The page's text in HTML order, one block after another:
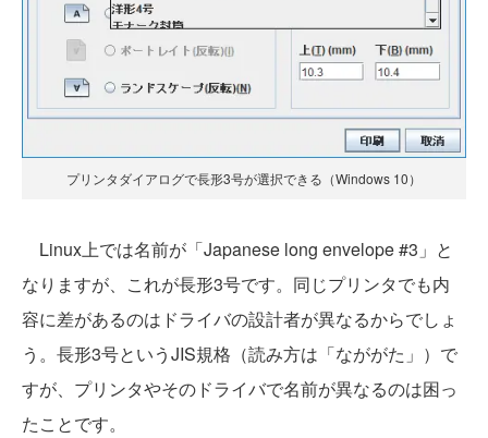
プリンタダイアログで長形3号が選択できる（Windows 10）
Linux上では名前が「Japanese long envelope #3」と
なりますが、これが長形3号です。同じプリンタでも内
容に差があるのはドライバの設計者が異なるからでしょ
う。長形3号というJIS規格（読み方は「なががた」）で
すが、プリンタやそのドライバで名前が異なるのは困っ
たことです。